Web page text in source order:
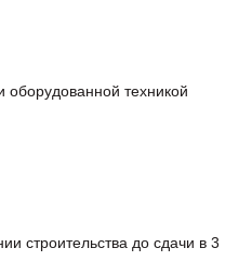
оборудованной техникой
строительства до сдачи в 3